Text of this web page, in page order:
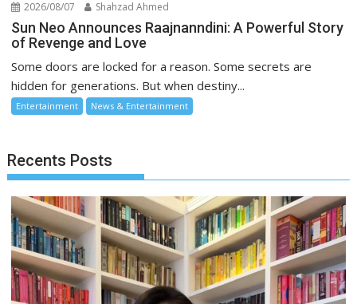
2026/08/07 Shahzad Ahmed
Sun Neo Announces Raajnanndini: A Powerful Story
of Revenge and Love
Some doors are locked for a reason. Some secrets are
hidden for generations. But when destiny...
Entertainment News & Entertainment
Recents Posts